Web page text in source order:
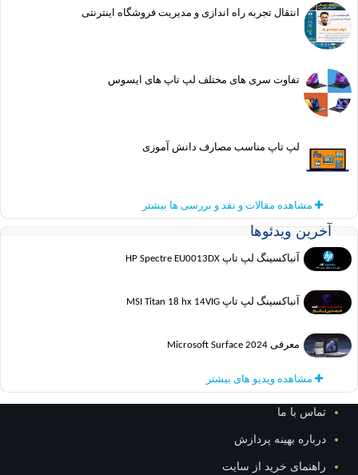
انتقال تجربه راه اندازی و مدیریت فروشگاه اینترنتی
تفاوت سری های مختلف لپ تاپ های ایسوس
لپ تاپ مناسب مصارف دانش آموزی
مشاهده مقالات و نقد و بررسی ها بیشتر
ویدئوها
آنباکسینگ لپ تاپ HP Spectre EU0013DX
آنباکسینگ لپ تاپ MSI Titan 18 hx 14VIG
معرفی Microsoft Surface 2024
مشاهده ویدیو های بیشتر
با ما
بهینه پردازش
خرید از سایت